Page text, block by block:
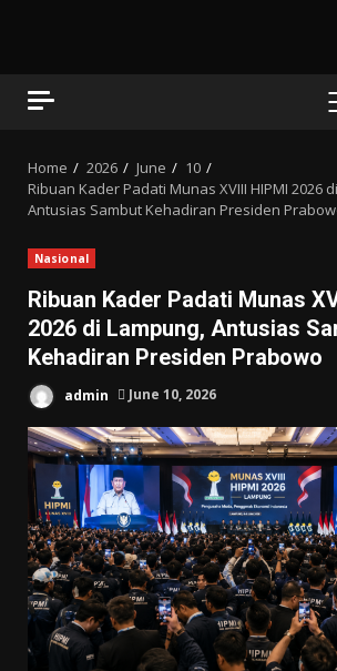
Home 2026 June
10
Ribuan Kader Padati Munas XVIII HIPMI 2026
Antusias Sambut Kehadiran Presiden
Nasional
Ribuan Kader Padati Munas
2026 di Lampung, Antusias
Kehadiran Presiden Prabowo
admin June 10, 2026